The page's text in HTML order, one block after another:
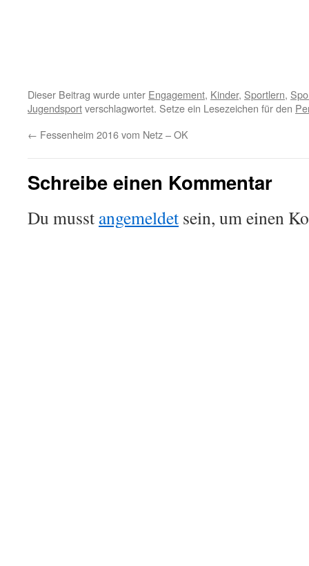
Dieser Beitrag wurde unter Engagement, Kinder, Sportlern,
Jugendsportverschlagwortet. Setze ein Lesezeichen für den
← Fessenheim 2016 vom Netz – OK
Schreibe einen Kommentar
Du musst angemeldet sein, um einen